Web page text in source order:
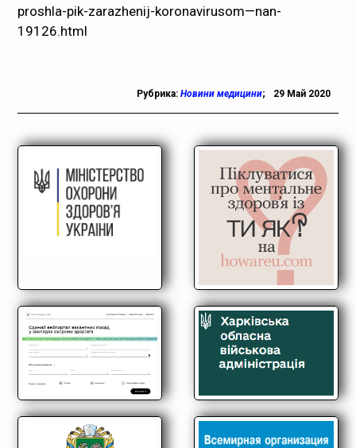
proshla-pik-zarazhenij-koronavirusom—nan-
19126.html
Рубрика: Новини медицини; 29 Май 2020